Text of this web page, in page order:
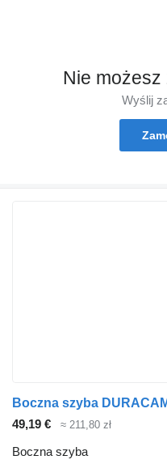
Nie
Wyślij
49,19 € ≈ 211,80 zł
Boczna szyba